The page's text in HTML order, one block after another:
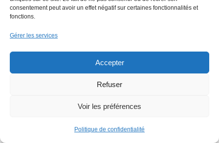
consentement peut avoir un effet négatif sur certaines fonctionnalités et
fonctions.
Gérer les services
Accepter
Refuser
Voir les préférences
Politique de confidentialité
Flowrette rachetée, relocalise sa
production en France à Blain